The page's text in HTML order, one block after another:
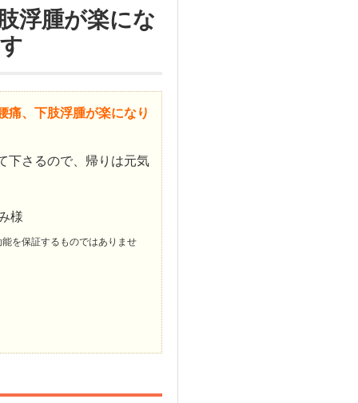
浮腫が楽にな
痛、下肢浮腫が楽になり
下さるので、帰りは元気
様
を保証するものではありませ